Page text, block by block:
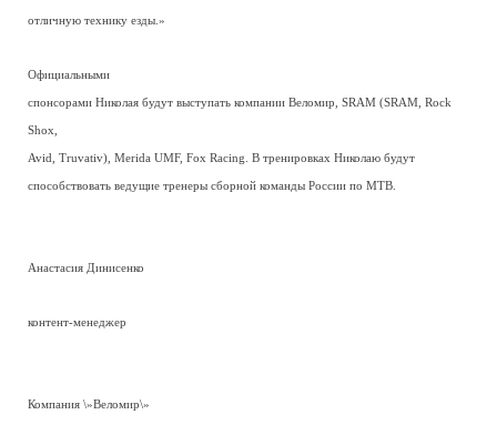
отличную технику езды.»
Официальными
спонсорами Николая будут выступать компании Веломир, SRAM (SRAM, Rock
Shox,
Avid, Truvativ), Merida UMF, Fox Racing. В тренировках Николаю будут
способствовать ведущие тренеры сборной команды России по MTB.
Анастасия Динисенко
контент-менеджер
Компания \»Веломир\»